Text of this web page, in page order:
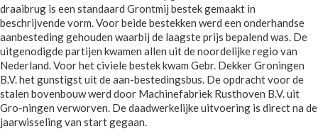
draaibrug is een standaard Grontmij bestek gemaakt in
beschrijvende vorm. Voor beide bestekken werd een onderhandse
aanbesteding gehouden waarbij de laagste prijs bepalend was. De
uitgenodigde partijen kwamen allen uit de noordelijke regio van
Nederland. Voor het civiele bestek kwam Gebr. Dekker Groningen
B.V. het gunstigst uit de aan-bestedingsbus. De opdracht voor de
stalen bovenbouw werd door Machinefabriek Rusthoven B.V. uit
Gro-ningen verworven. De daadwerkelijke uitvoering is direct na de
jaarwisseling van start gegaan.